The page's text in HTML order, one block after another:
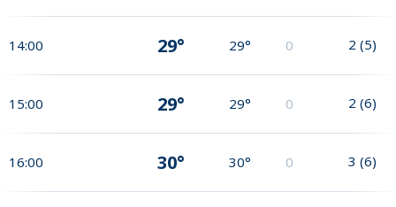
14:00 29° 29° 0 2 (5)
15:00 29° 29° 0 2 (6)
16:00 30° 30° 0 3 (6)